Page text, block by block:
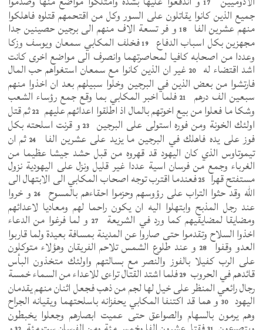
جميع الذين كانوا يقاتلون على السور وكل من اقتحمهم قتلوه فاهلكوا
منهم عشرين الفا 18 و فر تسعة الاف منهم الى برجين حصينين جدا
مجهزين بكل اسباب الدفاع فخلف المكابي سمعان ويوسف وزكا
وعددا من اصحابه كافيا لمحاصرتهما وانصرف الى مواضع اخرى كانت
اشد اقتضاء له 20 غير ان الذين كانوا مع سمعان استغواهم حب المال
فارتشوا من بعض الذين في البرجين وخلوا سبيلهم بعد ان اخذوا منهم
سبعين الف درهم فلما اخبر المكابي بما وقع جمع رؤساء الشعب
وشكا ما فعلوا من بيع اخوتهم بالمال اذ اطلقوا اعدائهم عليهم 22 ثم قتل
اولئك الخونة ومن فوره استولى على البرجين و قرنت اسلحته بكل
فوز على يده فاهلك في البرجين ما يزيد على عشرين الفا ثم ان
تيموتاوس الذي كان اليهود قد قهروه من قبل حشد جيشا عظيما من
الغرباء وجمع من فرسان اسية عددا غير قليل ونزل على اليهودية نزول
مستفتح قهرا فعندما اقترب توجه اصحاب المكابي الى الابتهال الى
الله وقد حثوا التراب على رؤوسهم وحزموا احقاءهم بالمسوح 26 و خروا
عند رجل المذبح وابتهلوا اليه ان يكون راحما لهم ومعاديا لاعدائهم
ومضايقا لمضايقيهم كما ورد في الشريعة 27 و لما فرغوا من الدعاء
اخذوا السلاح وتقدموا حتى صاروا عن المدينة بمسافة بعيدة ولما قاربوا
العدو وقفوا 28 و عند طلوع الشمس تلاحم الفريقان وهؤلاء متوكلون
على الرب كفيلا بالفوز والنصر مع بسالتهم واولئك متخذون البأس
قائدهم في الحروب فلما اشتد القتال تراءى للاعداء من السماء خمسة
رجال رائعي المنظر على خيل لها لجم من ذهب فجعل اثنان منهم يقدمان
اليهود 30 و هما قد اكتنفا المكابي يحفزانه باسلحتهما ويقيانه الجراح
وهم يرمون بالسهام والصواعق حتى عميت ابصارهم وجعلوا يخبطون